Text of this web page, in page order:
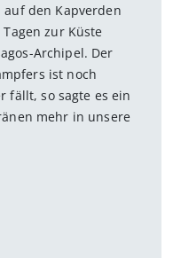
den Kapverden
zur Küste
Archipel. Der
ist noch
fällt, so sagte es ein
mehr in unsere